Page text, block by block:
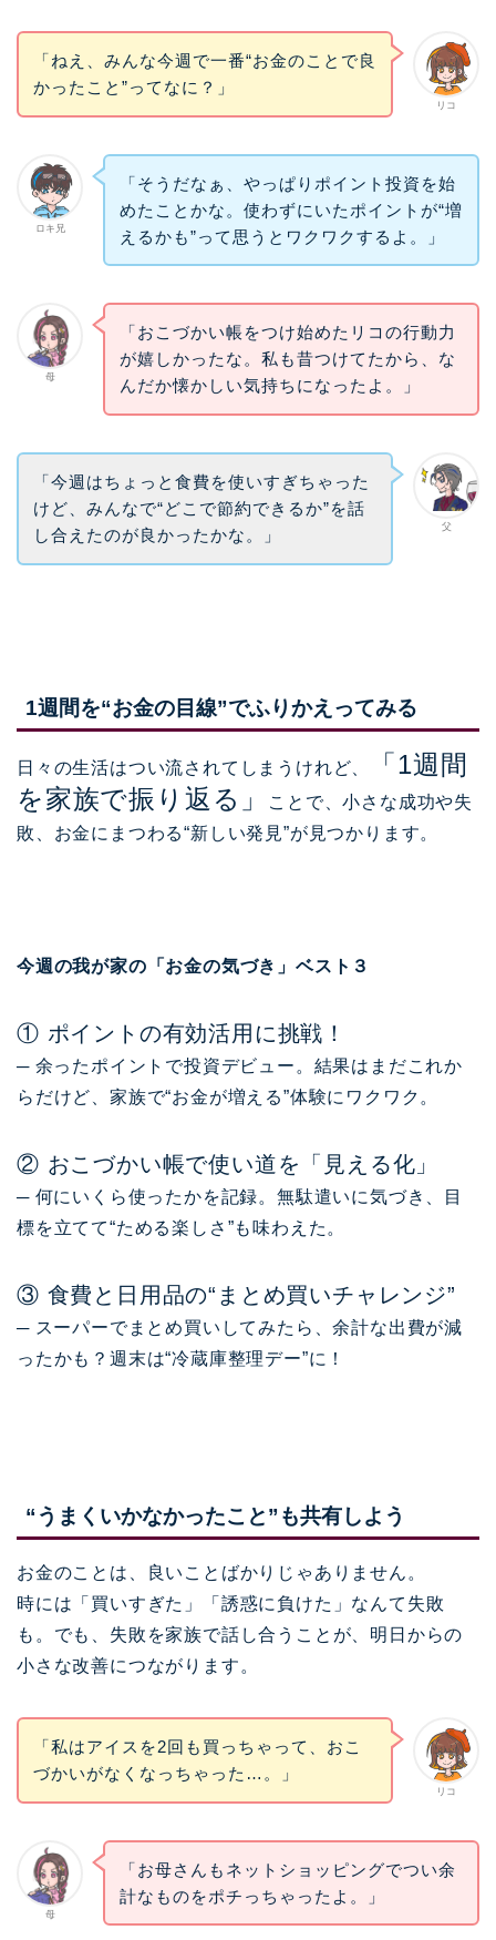
リコ
「ねえ、みんな今週で一番“お金のことで良
かったこと”ってなに？」
ロキ兄
「そうだなぁ、やっぱりポイント投資を始
めたことかな。使わずにいたポイントが“増
えるかも”って思うとワクワクするよ。」
母
「おこづかい帳をつけ始めたリコの行動力
が嬉しかったな。私も昔つけてたから、な
んだか懐かしい気持ちになったよ。」
父
「今週はちょっと食費を使いすぎちゃった
けど、みんなで“どこで節約できるか”を話
し合えたのが良かったかな。」
1週間を“お金の目線”でふりかえってみる
日々の生活はつい流されてしまうけれど、
「1週間
を家族で振り返る」
ことで、小さな成功や失
敗、お金にまつわる“新しい発見”が見つかります。
今週の我が家の「お金の気づき」ベスト３
① ポイントの有効活用に挑戦！
─ 余ったポイントで投資デビュー。結果はまだこれか
らだけど、家族で“お金が増える”体験にワクワク。
② おこづかい帳で使い道を「見える化」
─ 何にいくら使ったかを記録。無駄遣いに気づき、目
標を立てて“ためる楽しさ”も味わえた。
③ 食費と日用品の“まとめ買いチャレンジ”
─ スーパーでまとめ買いしてみたら、余計な出費が減
ったかも？週末は“冷蔵庫整理デー”に！
“うまくいかなかったこと”も共有しよう
お金のことは、良いことばかりじゃありません。
時には「買いすぎた」「誘惑に負けた」なんて失敗
も。でも、失敗を家族で話し合うことが、明日からの
小さな改善につながります。
リコ
「私はアイスを2回も買っちゃって、おこ
づかいがなくなっちゃった…。」
母
「お母さんもネットショッピングでつい余
計なものをポチっちゃったよ。」